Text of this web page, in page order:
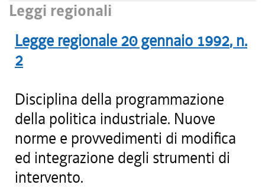
Leggi regionali
Legge regionale 20 gennaio 1992, n.
2
Disciplina della programmazione
della politica industriale. Nuove
norme e provvedimenti di modifica
ed integrazione degli strumenti di
intervento.